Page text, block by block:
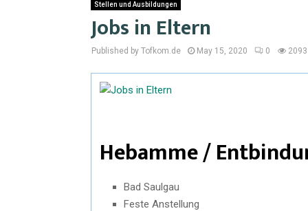
Stellen und Ausbildungen
Jobs in Eltern
Published by Tofkom.de May 15, 2020 0 2093
Hebamme /
Bad Saulgau
Feste Anstellung